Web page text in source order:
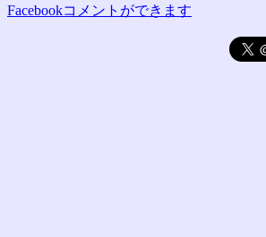
Facebookコメントができます